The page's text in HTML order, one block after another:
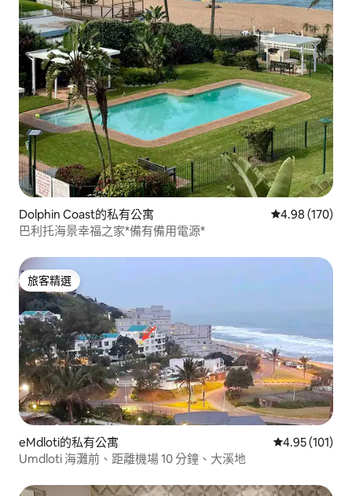
Dolphin Coast的私有公寓 從 170 則評價
4.98 (170)
巴利托海景幸福之家*備有備用電源*
旅客精選
旅客精選
eMdloti的私有公寓 從 101 則評價
4.95 (101)
Umdloti 海灘前、距離機場 10 分鐘、大溪地